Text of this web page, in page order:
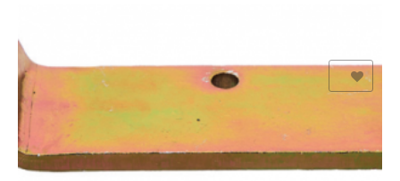
Add to Wishlist